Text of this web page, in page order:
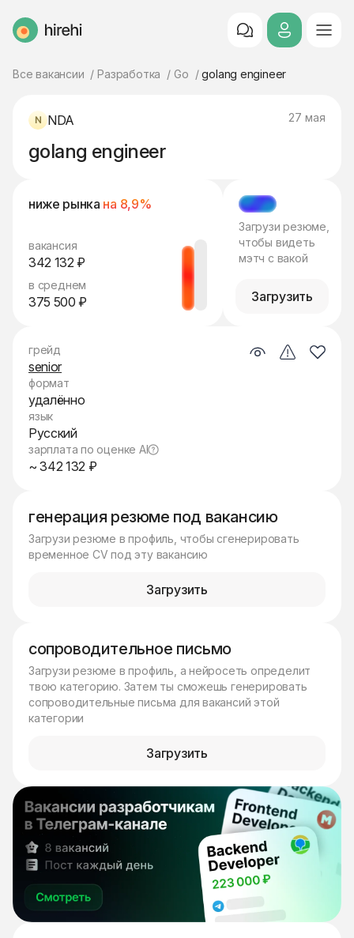
HireHi
Все вакансии Разработка Go golang engineer
NDA 27 мая
golang engineer
ниже рынка на 8,9%
вакансия
342 132 ₽
в среднем
375 500 ₽
МЭТЧ
Загрузи резюме,
чтобы видеть
мэтч с вакой
Загрузить
генерация резюме под вакансию
Загрузи резюме в профиль, чтобы сгенерировать
временное CV под эту вакансию
Загрузить
сопроводительное письмо
Загрузи резюме в профиль, а нейросеть определит
твою категорию. Затем ты сможешь генерировать
сопроводительные письма для вакансий этой
категории
Загрузить
грейд
senior
формат
удалённо
язык
Русский
зарплата по оценке AI
~ 342 132 ₽